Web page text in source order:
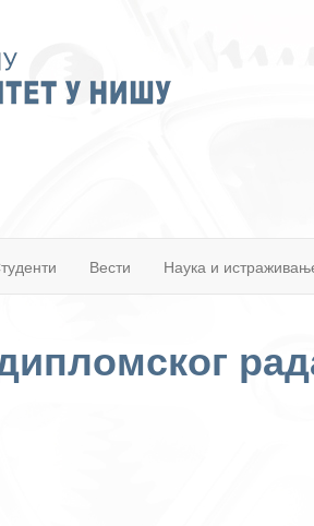
Вести Наука и